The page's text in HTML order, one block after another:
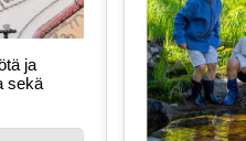
ja
sekä